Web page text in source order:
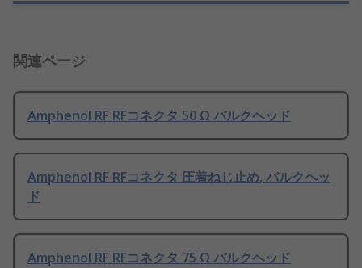
関連ページ
Amphenol RF RFコネクタ 50 Ω バルクヘッド
Amphenol RF RFコネクタ 圧着ねじ止め, バルクヘッ
ド
Amphenol RF RFコネクタ 75 Ω バルクヘッド